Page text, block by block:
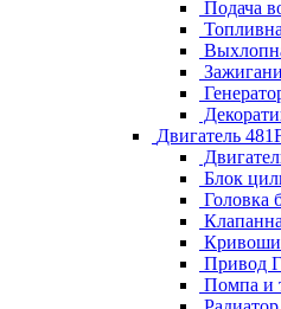
Подача
Двигатель
Блок
Головка
Привод
Помпа и